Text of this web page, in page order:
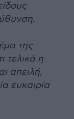
της
τελικά η
απειλή,
ευκαιρία